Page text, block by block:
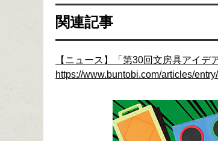
関連記事
【ニュース】「第30回文房具アイデ
https://www.buntobi.com/articles/